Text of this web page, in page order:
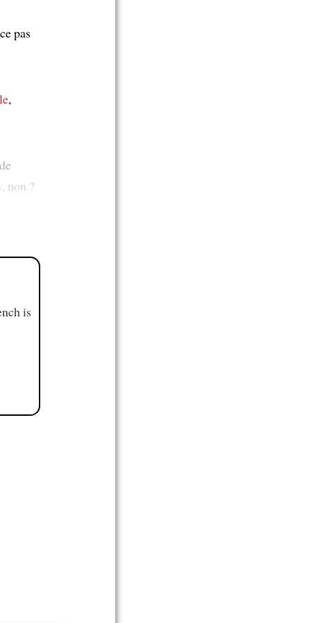
pas
,
, non ?
is